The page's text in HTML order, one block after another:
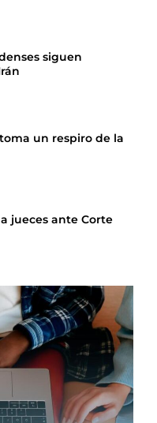
siguen
un respiro de la
jueces ante Corte